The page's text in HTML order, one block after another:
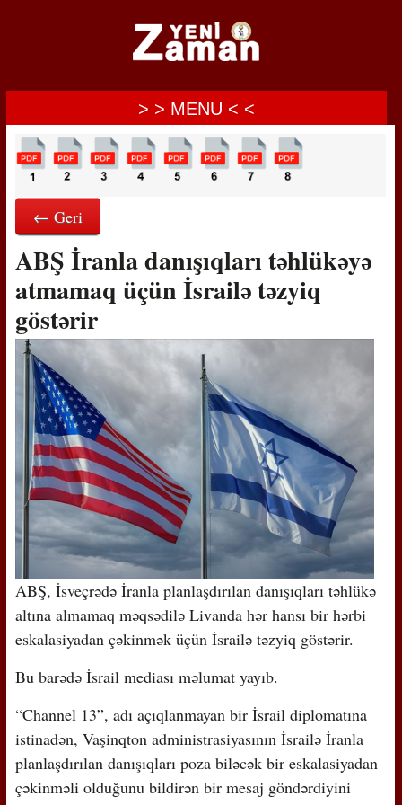
> > MENU < <
← Geri
ABŞ İranla danışıqları təhlükəyə
atmamaq üçün İsrailə təzyiq
göstərir
ABŞ, İsveçrədə İranla planlaşdırılan danışıqları təhlükə
altına almamaq məqsədilə Livanda hər hansı bir hərbi
eskalasiyadan çəkinmək üçün İsrailə təzyiq göstərir.
Bu barədə İsrail mediası məlumat yayıb.
“Channel 13”, adı açıqlanmayan bir İsrail diplomatına
istinadən, Vaşinqton administrasiyasının İsrailə İranla
planlaşdırılan danışıqları poza biləcək bir eskalasiyadan
çəkinməli olduğunu bildirən bir mesaj göndərdiyini